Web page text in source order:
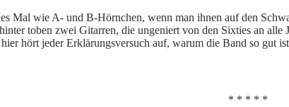
Mal wie A- und B-Hörnchen, wenn man ihnen auf den
toben zwei Gitarren, die ungeniert von den Sixties an
hört jeder Erklärungsversuch auf, warum die Band so gut
* * * * *